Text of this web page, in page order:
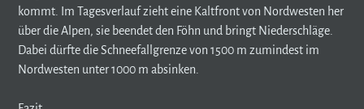
kommt. Im Tagesverlauf zieht eine Kaltfront von Nordwesten her
über die Alpen, sie beendet den Föhn und bringt Niederschläge.
Dabei dürfte die Schneefallgrenze von 1500 m zumindest im
Nordwesten unter 1000 m absinken.